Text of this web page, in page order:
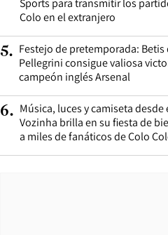
Sports para transmitir los
Colo en el extranjero
5. Festejo de pretemporada: Betis
Pellegrini consigue valiosa
campeón inglés Arsenal
6. Música, luces y camiseta desde
Vozinha brilla en su fiesta de
a miles de fanáticos de Colo